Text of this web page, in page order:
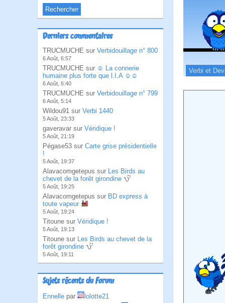
Derniers commentaires
TRUCMUCHE sur Verbidouillage n° 800
6 Août, 6:57
TRUCMUCHE sur ☺ La connerie
humaine plus forte que l.I.A ☺☺
6 Août, 6:40
TRUCMUCHE sur Verbidouillage n° 799
6 Août, 5:14
Wildou91 sur Verbi 1440
5 Août, 23:33
gaveravar sur Véridique !
5 Août, 21:19
Pégase53 sur Carte grise présidentielle
!
5 Août, 19:37
Alavacomgetepus sur Les Birds au
chevet de la forêt girondine
5 Août, 19:25
Alavacomgetepus sur BD express à
toute vapeur
5 Août, 19:24
Titoune sur Véridique !
5 Août, 19:13
Titoune sur Les Birds au chevet de la
forêt girondine
5 Août, 19:11
Sujets récents du Forum
Ennelle par
lolotte21
Verbi et